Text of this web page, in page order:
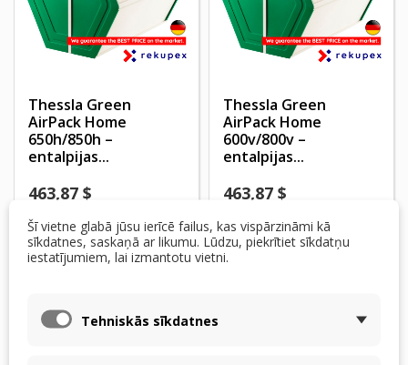
Thessla Green
AirPack Home
650h/850h –
entalpijas...
463,87 $
Pieejams
Pievienot grozam
Thessla Green
AirPack Home
600v/800v –
entalpijas...
463,87 $
Pieejams
Pievienot grozam
Šī vietne glabā jūsu ierīcē failus, kas vispārzināmi kā
sīkdatnes, saskaņā ar likumu. Lūdzu, piekrītiet sīkdatņu
iestatījumiem, lai izmantotu vietni.
Tehniskās sīkdatnes